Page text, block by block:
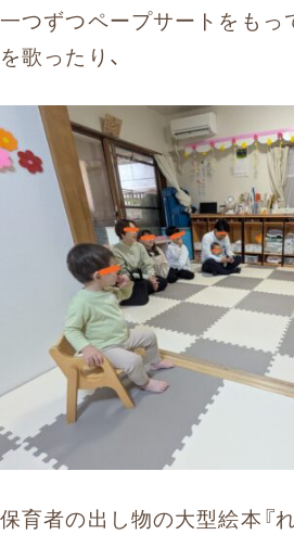
一つずつペープサートをもっ
を歌ったり、
保育者の出し物の大型絵本『